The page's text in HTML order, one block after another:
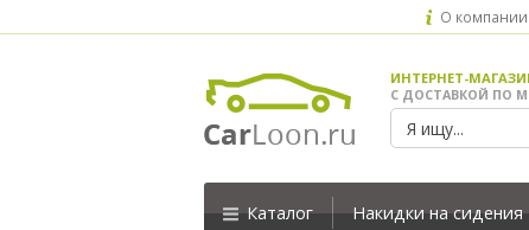
О компании
ИНТЕРНЕТ-
С ДОСТАВКОЙ ПО
Каталог Накидки на сидения